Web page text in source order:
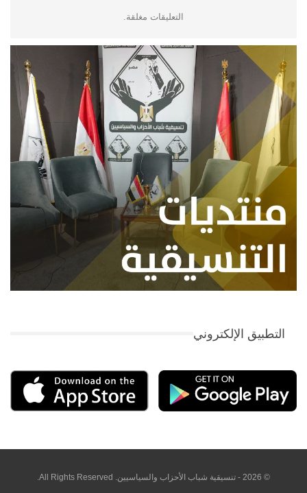
التعليقات مغلقة.
التطبيق الإلكتروني
© 2026 - تنسيقية شباب الأحزاب والسياسيين. All Rights Reserved.